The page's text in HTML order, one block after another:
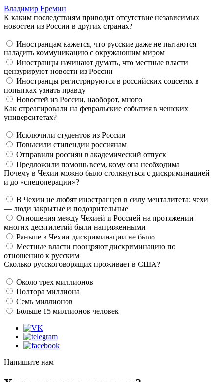
Владимир Еремин
К каким последствиям приводит отсутствие независимых
новостей из России в других странах?
Иностранцам кажется, что русские даже не пытаются
наладить коммуникацию с окружающим миром
Иностранцы начинают думать, что местные власти
цензурируют новости из России
Иностранцы регистрируются в российских соцсетях в
попытках узнать правду
Новостей из России, наоборот, много
Как отреагировали на февральские события в чешских
университетах?
Исключили студентов из России
Повысили стипендии россиянам
Отправили россиян в академический отпуск
Предложили помощь всем, кому она необходима
Почему в Чехии можно было столкнуться с дискриминацией
и до «спецоперации»?
В Чехии не любят иностранцев в силу менталитета: чехи
— люди закрытые и подозрительные
Отношения между Чехией и Россией на протяжении
многих десятилетий были напряженными
Раньше в Чехии дискриминации не было
Местные власти поощряют дискриминацию по
отношению к русским
Сколько русскоговорящих проживает в США?
Около трех миллионов
Полтора миллиона
Семь миллионов
Больше 15 миллионов человек
Напишите нам